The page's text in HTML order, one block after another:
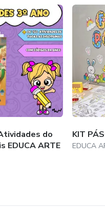
PODER ALCANÇAR
do
EDUCA ARTE
KIT
EDUCA